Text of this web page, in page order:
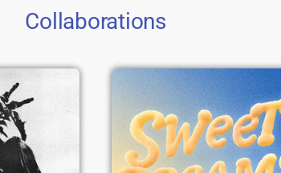
Collaborations
(ft.
Sweet Dreams
(ft. Miguel)